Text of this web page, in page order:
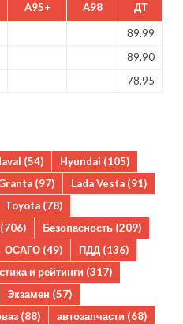
A95+ A98 ДТ
89.99
89.90
78.95
(54) Hyundai (105)
(97) Lada Vesta (91)
Toyota (78)
(706) Безопасность (209)
ОСАГО (49) ПДД (136)
и рейтинги (317)
Экзамен (57)
(88) автозапчасти (68)